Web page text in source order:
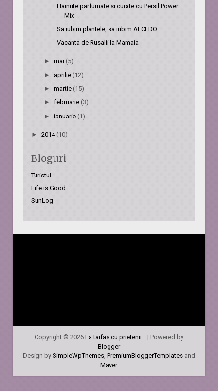
Hainute parfumate si curate cu Persil Power
Mix
Sa iubim plantele, sa iubim ALCEDO
Vacanta de Rusalii la Mamaia
► mai (5)
► aprilie (12)
► martie (15)
► februarie (3)
► ianuarie (1)
►2014 (10)
Bloguri
Turistul
Life is Good
SunLog
Copyright © 2026 La taifas cu prietenii...| Powered by
Blogger
Design by SimpleWpThemes, PremiumBloggerTemplatesand
Maver